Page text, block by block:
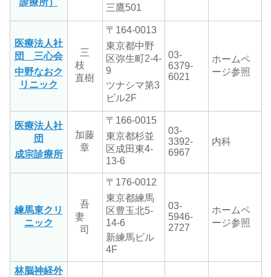
三鷹501
医療法人社
団 三心会
中野なおク
リニック
三
枝
直樹
〒164-0013
東京都中野
区弥生町2-4-
9
ツナシマ第3
ビル2F
03-
6379-
6021
ホームペ
ージ参照
医療法人社
団
成宗診療所
加藤
章
〒166-0015
東京都杉並
区成田東4-
13-6
03-
3392-
6967
内科
練馬東クリ
ニック
吾
妻
司
〒176-0012
東京都練馬
区豊玉北5-
14-6
新練馬ビル
4F
03-
5946-
2727
ホームペ
ージ参照
林脳神経外